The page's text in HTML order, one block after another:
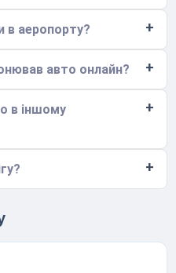
в аеропорту?
авто онлайн?
в іншому